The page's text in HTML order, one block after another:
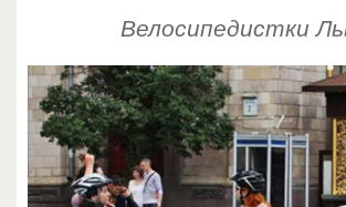
Велосипедистки